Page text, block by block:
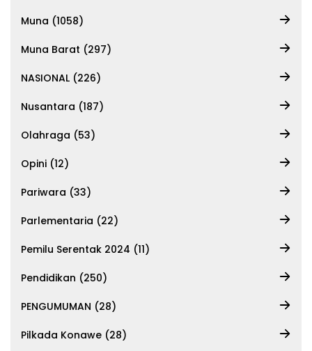
Muna (1058)
Muna Barat (297)
NASIONAL (226)
Nusantara (187)
Olahraga (53)
Opini (12)
Pariwara (33)
Parlementaria (22)
Pemilu Serentak 2024 (11)
Pendidikan (250)
PENGUMUMAN (28)
Pilkada Konawe (28)